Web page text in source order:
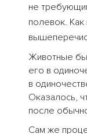
не
полевок.
Животные
его в
в
Оказалось,
после
Сам же